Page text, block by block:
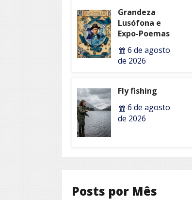
Grandeza
Lusófona e
Expo-Poemas
6 de agosto
de 2026
Fly fishing
6 de agosto
de 2026
Posts por Mês